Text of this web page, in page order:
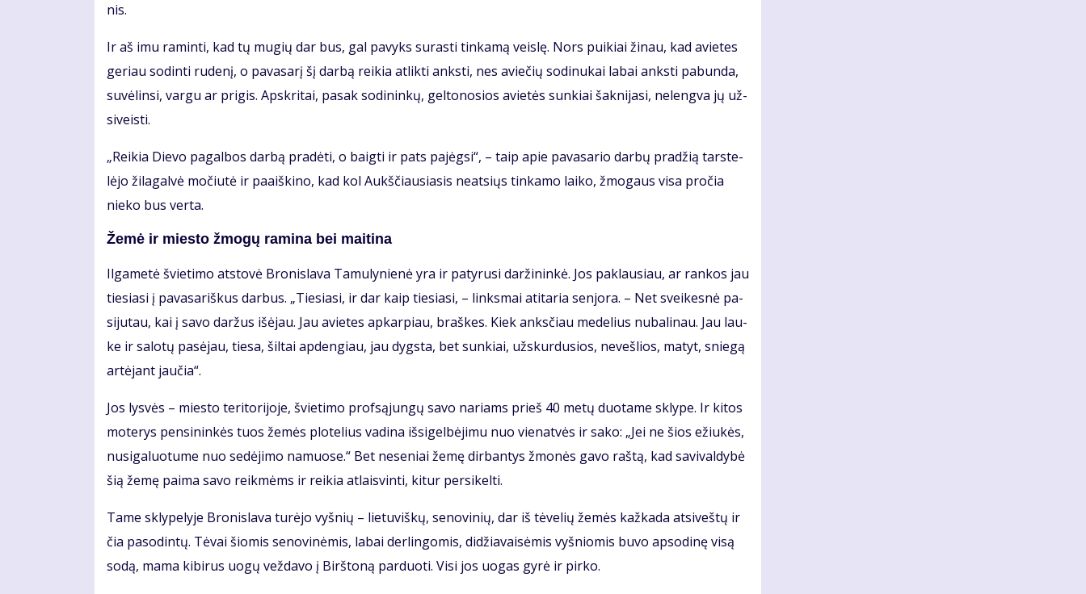
nis.
Ir aš imu ra­min­ti, kad tų mu­gių dar bus, gal pa­vyks su­ras­ti tin­ka­mą veis­lę. Nors pui­kiai ži­nau, kad avie­tes
ge­riau so­din­ti ru­de­nį, o pa­va­sa­rį šį dar­bą rei­kia at­lik­ti anks­ti, nes avie­čių so­di­nu­kai la­bai anks­ti pa­bun­da,
su­vė­lin­si, var­gu ar pri­gis. Ap­skri­tai, pa­sak so­di­nin­kų, gel­to­no­sios avie­tės sun­kiai šak­ni­ja­si, ne­leng­va jų už­
si­veis­ti.
„Rei­kia Die­vo pa­gal­bos dar­bą pra­dė­ti, o baig­ti ir pats pa­jėg­si“, – taip apie pa­va­sa­rio dar­bų pra­džią tars­te­
lė­jo ži­la­gal­vė mo­čiu­tė ir pa­aiš­ki­no, kad kol Aukš­čiau­sia­sis ne­at­siųs tin­ka­mo lai­ko, žmo­gaus vi­sa pro­čia
nie­ko bus ver­ta.
Že­mė ir mies­to žmo­gų ra­mi­na bei mai­ti­na
Il­ga­me­tė švie­ti­mo at­sto­vė Bro­nis­la­va Ta­mu­ly­nie­nė yra ir pa­ty­ru­si dar­ži­nin­kė. Jos pa­klau­siau, ar ran­kos jau
tie­sia­si į pa­va­sa­riš­kus dar­bus. „Tie­sia­si, ir dar kaip tie­sia­si, – links­mai ati­ta­ria sen­jo­ra. – Net svei­kes­nė pa­
si­ju­tau, kai į sa­vo dar­žus iš­ėjau. Jau avie­tes ap­kar­piau, braš­kes. Kiek anks­čiau me­de­lius nu­ba­li­nau. Jau lau­
ke ir sa­lo­tų pa­sė­jau, tie­sa, šil­tai ap­den­giau, jau dygs­ta, bet sun­kiai, už­skur­du­sios, ne­veš­lios, ma­tyt, snie­gą
ar­tė­jant jau­čia“.
Jos lys­vės – mies­to te­ri­to­ri­jo­je, švie­ti­mo prof­są­jun­gų sa­vo na­riams prieš 40 me­tų duo­ta­me skly­pe. Ir ki­tos
mo­te­rys pen­si­nin­kės tuos že­mės plo­te­lius va­di­na iš­si­gel­bė­ji­mu nuo vie­nat­vės ir sa­ko: „Jei ne šios ežiu­kės,
nu­si­ga­luo­tu­me nuo se­dė­ji­mo na­muo­se.“ Bet ne­se­niai že­mę dir­ban­tys žmo­nės ga­vo raš­tą, kad sa­vi­val­dy­bė
šią že­mę pa­ima sa­vo reik­mėms ir rei­kia at­lais­vin­ti, ki­tur per­si­kel­ti.
Ta­me skly­pe­ly­je Bro­nis­la­va tu­rė­jo vyš­nių – lie­tu­viš­kų, se­no­vi­nių, dar iš tė­ve­lių že­mės kaž­ka­da at­si­veš­tų ir
čia pa­so­din­tų. Tė­vai šio­mis se­no­vi­nė­mis, la­bai der­lin­go­mis, di­džia­vai­sė­mis vyš­nio­mis bu­vo ap­so­di­nę vi­są
so­dą, ma­ma ki­bi­rus uo­gų vež­da­vo į Birš­to­ną par­duo­ti. Vi­si jos uo­gas gy­rė ir pir­ko.